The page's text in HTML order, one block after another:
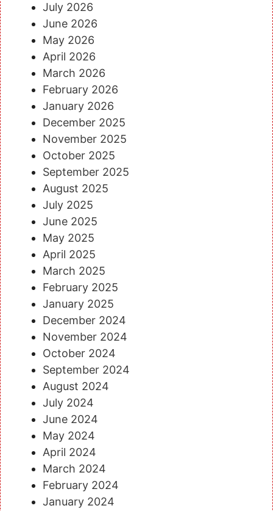
July 2026
June 2026
May 2026
April 2026
March 2026
February 2026
January 2026
December 2025
November 2025
October 2025
September 2025
August 2025
July 2025
June 2025
May 2025
April 2025
March 2025
February 2025
January 2025
December 2024
November 2024
October 2024
September 2024
August 2024
July 2024
June 2024
May 2024
April 2024
March 2024
February 2024
January 2024